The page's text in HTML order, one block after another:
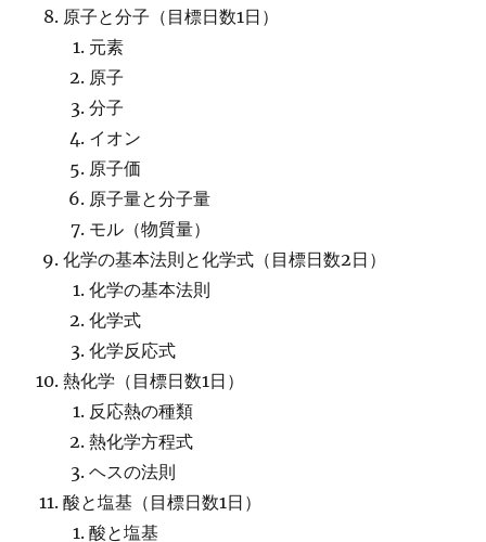
原子と分子（目標日数1日）
元素
原子
分子
イオン
原子価
原子量と分子量
モル（物質量）
化学の基本法則と化学式（目標日数2日）
化学の基本法則
化学式
化学反応式
熱化学（目標日数1日）
反応熱の種類
熱化学方程式
ヘスの法則
酸と塩基（目標日数1日）
酸と塩基